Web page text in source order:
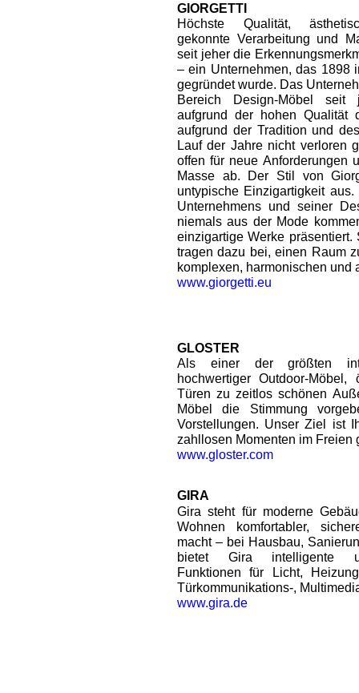
GIORGETTI
Höchste Qualität,
gekonnte Verarbeitung und
seit jeher die
– ein Unternehmen, das 1898
gegründet wurde. Das
Bereich Design-Möbel
aufgrund der hohen Qualität
aufgrund der Tradition und
Lauf der Jahre nicht verloren
offen für neue Anforderungen
Masse ab. Der Stil von
untypische Einzigartigkeit
Unternehmens und seiner
niemals aus der Mode
einzigartige Werke
tragen dazu bei, einen Raum
komplexen, harmonischen
www.giorgetti.eu
GLOSTER
Als einer der größten
hochwertiger Outdoor-
Türen zu zeitlos schönen
Möbel die Stimmung
Vorstellungen. Unser Ziel ist
zahllosen Momenten im Freien
www.gloster.com
GIRA
Gira steht für moderne
Wohnen komfortabler,
macht – bei Hausbau,
bietet Gira intelligente
Funktionen für Licht,
Türkommunikations-,
www.gira.de